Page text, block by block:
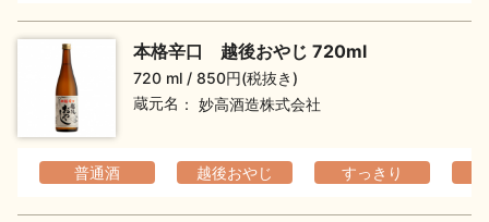
美味しい地酒の選び方
地酒蔵元会とは
お問い合わせ
本格辛口 越後おやじ 720ml
720 ml
850円(税抜き)
蔵元名
妙高酒造株式会社
普通酒 越後おやじ すっきり